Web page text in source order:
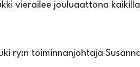
vierailee jouluaattona
ry:n toiminnanjohtaja